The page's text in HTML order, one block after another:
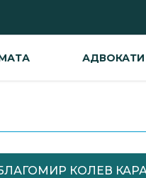
АДВОКАТИ
КОЛЕВ